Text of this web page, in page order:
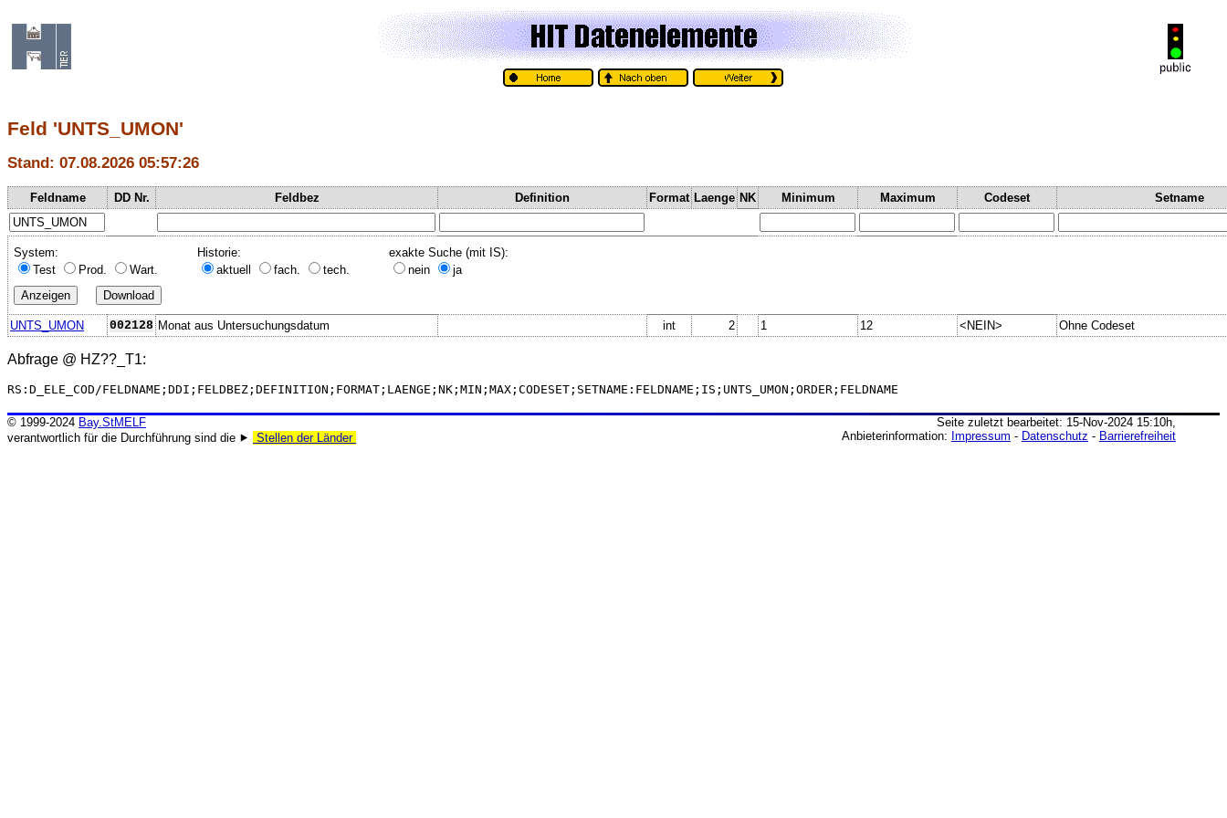
Feld 'UNTS_UMON'
Stand: 07.08.2026 05:57:26
Feldname DD Nr. Feldbez Definition Format Laenge NK Minimum Maximum Codeset Setname
System:
Test
Prod. Wart.
Historie:
aktuell
fach. tech.
exakte Suche (mit IS):
nein
ja
UNTS_UMON 002128 Monat aus Untersuchungsdatum int 2 1 12 <NEIN> Ohne Codeset
Abfrage @ HZ??_T1:
RS:D_ELE_COD/FELDNAME;DDI;FELDBEZ;DEFINITION;FORMAT;LAENGE;NK;MIN;MAX;CODESET;SETNAME:FELDNAME;IS;UNTS_UMON;ORDER;FELDNAME
Seite zuletzt bearbeitet: 15-Nov-2024 15:10h,
Anbieterinformation: Impressum - Datenschutz - Barrierefreiheit
© 1999-2024 Bay.StMELF
verantwortlich für die Durchführung sind die ⯈
Stellen der Länder